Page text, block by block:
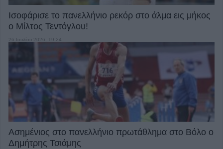
Ισοφάρισε το πανελλήνιο ρεκόρ στο άλμα εις μήκος
ο Μίλτος Τεντόγλου!
26 Ιουλίου 2026, 19:24
Ασημένιος στο πανελλήνιο πρωτάθλημα στο Βόλο ο
Δημήτρης Τσιάμης